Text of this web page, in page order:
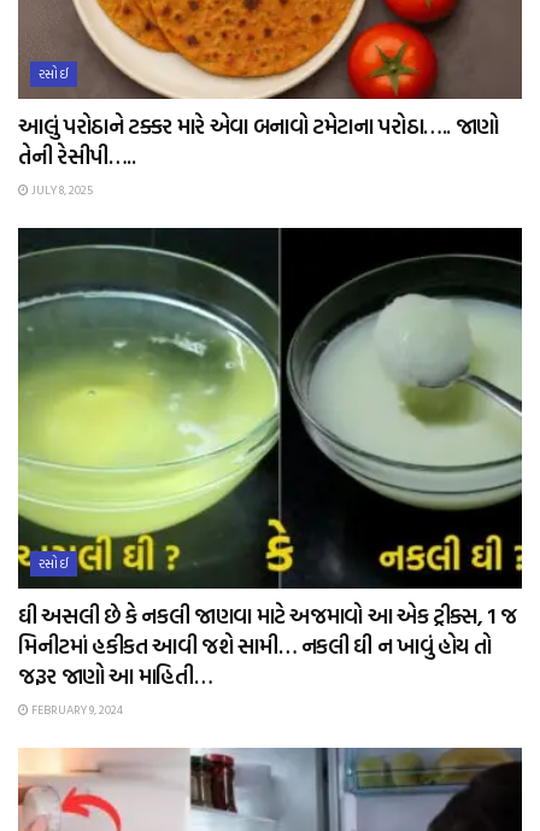
રસોઈ
આલું પરોઠાને ટક્કર મારે એવા બનાવો ટમેટાના પરોઠા….. જાણો
તેની રેસીપી…..
JULY 8, 2025
રસોઈ
ઘી અસલી છે કે નકલી જાણવા માટે અજમાવો આ એક ટ્રીક્સ, 1 જ
મિનીટમાં હકીકત આવી જશે સામી… નકલી ઘી ન ખાવું હોય તો
જરૂર જાણો આ માહિતી…
FEBRUARY 9, 2024